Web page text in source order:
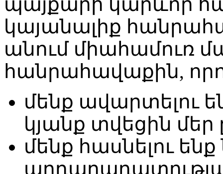
պայքարի կարևոր
կայանալիք
անում միահամուռ
հանրահավաքին,
մենք ավարտելու
կյանք տվեցին մեր
մենք հասնելու